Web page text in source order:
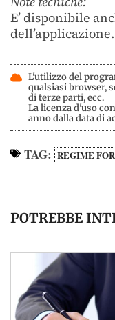
E’ disponibile
dell’applicazione.
L'utilizzo del
qualsiasi browser,
di terze parti, ecc.
La licenza d'uso
anno dalla data di
TAG: REGIME
POTREBBE